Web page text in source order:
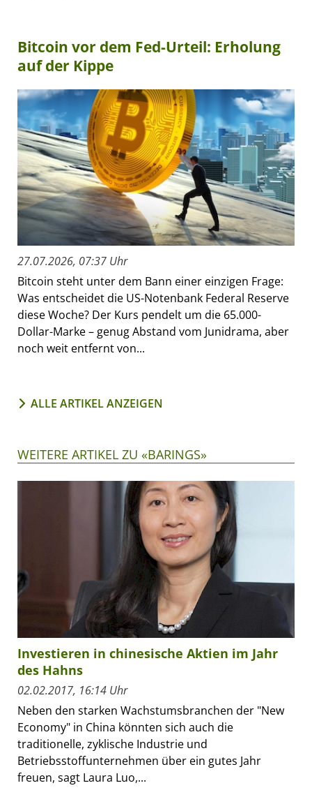
Bitcoin vor dem Fed-Urteil: Erholung
auf der Kippe
27.07.2026, 07:37 Uhr
Bitcoin steht unter dem Bann einer einzigen Frage:
Was entscheidet die US-Notenbank Federal Reserve
diese Woche? Der Kurs pendelt um die 65.000-
Dollar-Marke – genug Abstand vom Junidrama, aber
noch weit entfernt von...
ALLE ARTIKEL ANZEIGEN
WEITERE ARTIKEL ZU «BARINGS»
Investieren in chinesische Aktien im Jahr
des Hahns
02.02.2017, 16:14 Uhr
Neben den starken Wachstumsbranchen der "New
Economy" in China könnten sich auch die
traditionelle, zyklische Industrie und
Betriebsstoffunternehmen über ein gutes Jahr
freuen, sagt Laura Luo,...